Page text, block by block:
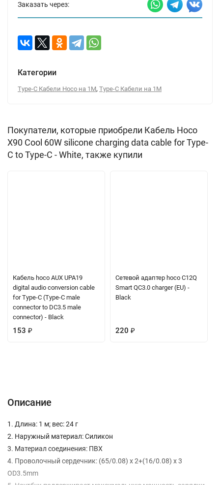
Заказать через:
Категории
Type-C Кабели Hoco на 1М, Type-C Кабели на 1М
Покупатели, которые приобрели Кабель Hoco
X90 Cool 60W silicone charging data cable for Type-
C to Type-C - White, также купили
Кабель hoco AUX UPA19
digital audio conversion cable
for Type-C (Type-C male
connector to DC3.5 male
connector) - Black
153 ₽
Сетевой адаптер hoco C12Q
Smart QC3.0 charger (EU) -
Black
220 ₽
Описание
1. Длина: 1 м; вес: 24 г
2. Наружный материал: Силикон
3. Материал соединения: ПВХ
4. Проволочный сердечник: (65/0.08) x 2+(16/0.08) x 3
OD3.5mm